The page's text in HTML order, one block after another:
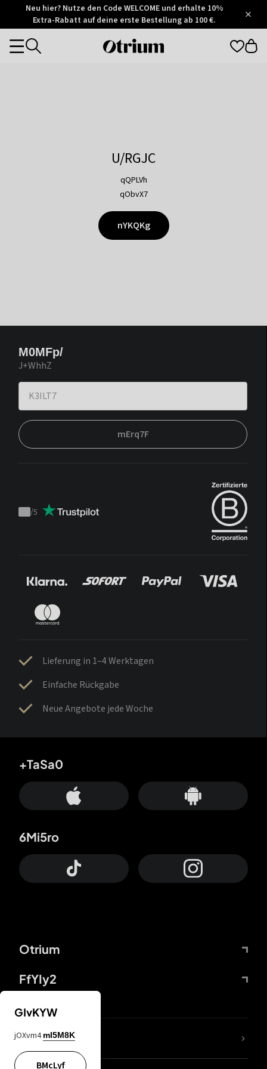
Otrium
Trustpilot
Neu hier? Nutze den Code WELCOME und erhalte 10%
Extra-Rabatt auf deine erste Bestellung ab 100 €.
Otrium
Categories
U/RGJC
qQPLVh
qObvX7
nYKQKg
M0MFp/
J+WhhZ
mErq7F
Trustpilot
/5
Lieferung in 1–4 Werktagen
Einfache Rückgabe
Neue Angebote jede Woche
Otrium
FfYIy2
+TaSa0
6Mi5ro
DDcvSo
GIvKYW
jOXvm4 mI5M8K
BMcLyf